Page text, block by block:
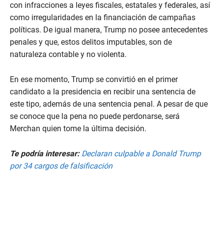
con infracciones a leyes fiscales, estatales y federales, así
como irregularidades en la financiación de campañas
políticas. De igual manera, Trump no posee antecedentes
penales y que, estos delitos imputables, son de
naturaleza contable y no violenta.
En ese momento, Trump se convirtió en el primer
candidato a la presidencia en recibir una sentencia de
este tipo, además de una sentencia penal. A pesar de que
se conoce que la pena no puede perdonarse, será
Merchan quien tome la última decisión.
Te podría interesar: Declaran culpable a Donald Trump
por 34 cargos de falsificación